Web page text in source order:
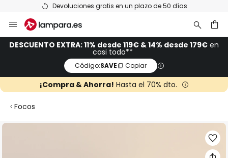
Devoluciones gratis en un plazo de 50 días
al
contenido
DESCUENTO EXTRA: 11% desde 119€ & 14% desde 179€ en
casi todo**
Código:SAVE Copiar
¡Compra & Ahorra! Hasta el 70% dto.
Focos
Saltar